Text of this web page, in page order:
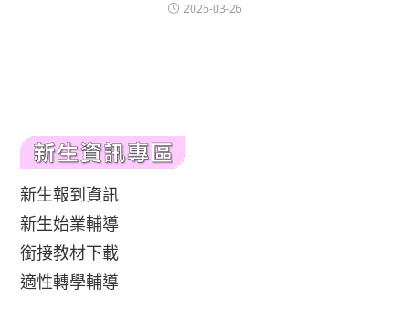
2026-03-26
新生報到資訊
新生始業輔導
銜接教材下載
適性轉學輔導